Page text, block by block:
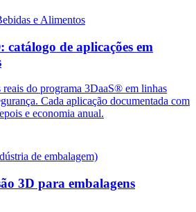
e Alimentos
de aplicações em
do programa 3DaaS® em linhas
Cada aplicação documentada com
e economia anual.
de embalagem)
3D para embalagens